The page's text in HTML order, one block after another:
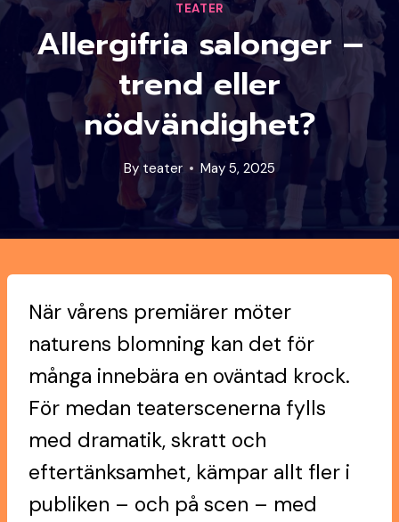
TEATER
Allergifria salonger –
trend eller
nödvändighet?
By teater May 5, 2025
När vårens premiärer möter
naturens blomning kan det för
många innebära en oväntad krock.
För medan teaterscenerna fylls
med dramatik, skratt och
eftertänksamhet, kämpar allt fler i
publiken – och på scen – med